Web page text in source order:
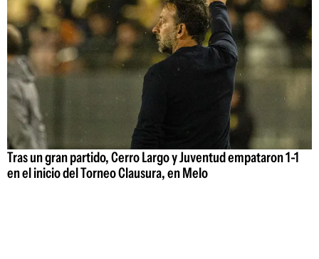
Tras un gran partido, Cerro Largo y Juventud empataron 1-1
en el inicio del Torneo Clausura, en Melo